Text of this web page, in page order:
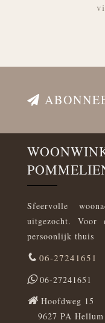
Sfeervolle
uitgezocht. Voor
persoonlijk thuis
06-27241651
06-27241651
Hoofdweg 15
9627 PA Hellum